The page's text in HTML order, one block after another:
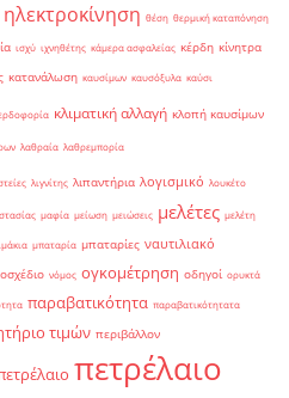
ηλεκτροκίνηση θέση θερμική καταπόνηση
ισχύ ιχνηθέτης κάμερα ασφαλείας κέρδη κίνητρα
κατανάλωση καυσίμων καυσόξυλα καύσι
κλιματική αλλαγή κλοπή καυσίμων
λαθραία λαθρεμπορία
λιγνίτης λιπαντήρια λογισμικό λουκέτο
μαφία μείωση μειώσεις μελέτες μελέτη
μπαταρία μπαταρίες ναυτιλιακό
νόμος ογκομέτρηση οδηγοί ορυκτά
παραβατικότητα παραβατικότητατα
τιμών περιβάλλον
πετρέλαιο